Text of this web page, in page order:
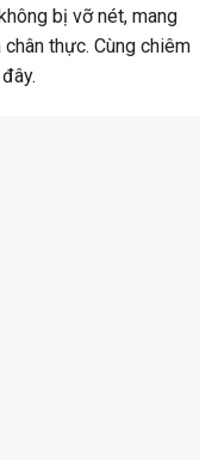
bị vỡ nét, mang
thực. Cùng chiêm